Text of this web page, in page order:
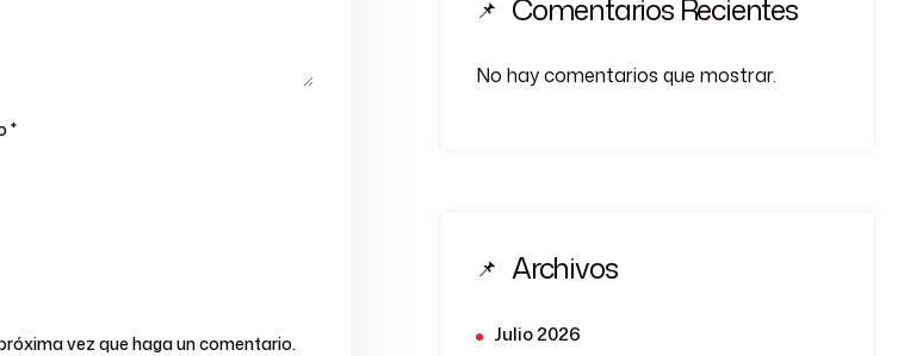
*
vez que haga un comentario.
Comentarios Recientes
No hay comentarios que mostrar.
Archivos
Julio 2026